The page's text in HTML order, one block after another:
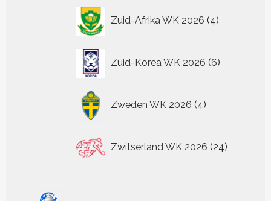
Zuid-Afrika WK 2026 4
producten
Zuid-Korea WK 2026 6
producten
Zweden WK 2026 4
producten
Zwitserland WK 2026 24
producten